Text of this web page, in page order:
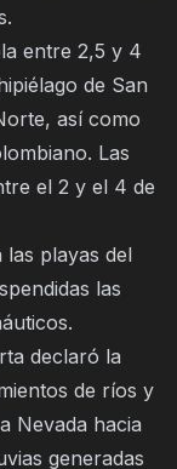
entre 2,5 y 4
de San
así como
Las
el 2 y el 4 de
las playas del
las
declaró la
de ríos y
Nevada hacia
generadas